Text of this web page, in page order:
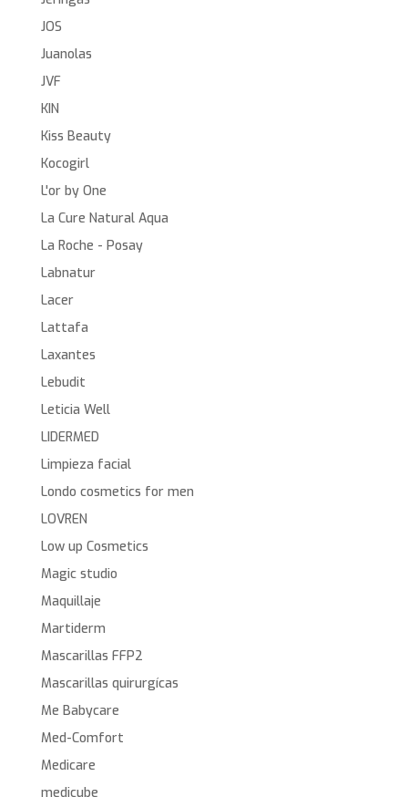
JOS
Juanolas
JVF
KIN
Kiss Beauty
Kocogirl
L'or by One
La Cure Natural Aqua
La Roche - Posay
Labnatur
Lacer
Lattafa
Laxantes
Lebudit
Leticia Well
LIDERMED
Limpieza facial
Londo cosmetics for men
LOVREN
Low up Cosmetics
Magic studio
Maquillaje
Martiderm
Mascarillas FFP2
Mascarillas quirurgícas
Me Babycare
Med-Comfort
Medicare
medicube